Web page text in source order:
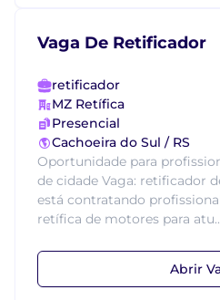
Vaga De Retificador
retificador
MZ Retífica
Presencial
Cachoeira do Sul / RS
Oportunidade para
de cidade Vaga: retificador
está contratando
retífica de motores para
Abrir